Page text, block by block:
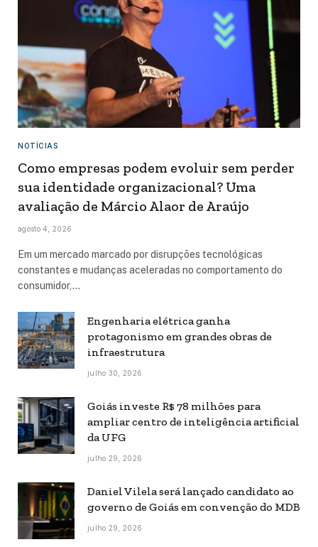
NOTÍCIAS
Como empresas podem evoluir sem perder
sua identidade organizacional? Uma
avaliação de Márcio Alaor de Araújo
agosto 4, 2026
Em um mercado marcado por disrupções tecnológicas
constantes e mudanças aceleradas no comportamento do
consumidor,…
Engenharia elétrica ganha
protagonismo em grandes obras de
infraestrutura
julho 30, 2026
Goiás investe R$ 78 milhões para
ampliar centro de inteligência artificial
da UFG
julho 29, 2026
Daniel Vilela será lançado candidato ao
governo de Goiás em convenção do MDB
julho 29, 2026